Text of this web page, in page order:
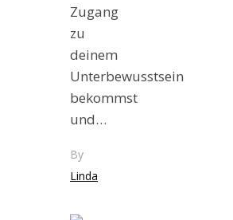
Zugang
zu
deinem
Unterbewusstsein
bekommst
und…
By
Linda